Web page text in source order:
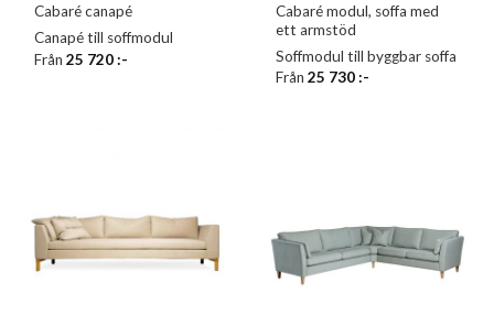
Cabaré canapé
Canapé till soffmodul
Från25 720:-
Cabaré modul, soffa med
ett armstöd
Soffmodul till byggbar soffa
Från25 730:-